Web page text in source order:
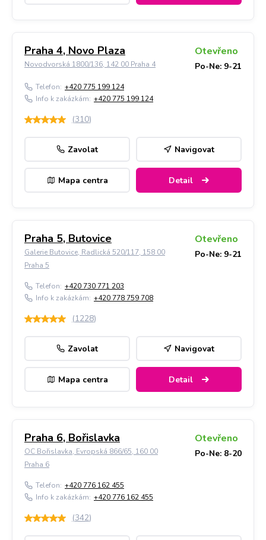
Praha 4, Novo Plaza
Novodvorská 1800/136, 142 00 Praha 4
Otevřeno
Po-Ne: 9-21
Telefon: +420 775 199 124
Info k zakázkám: +420 775 199 124
(310)
Zavolat Navigovat
Mapa centra Detail
Praha 5, Butovice
Galerie Butovice, Radlická 520/117, 158 00
Praha 5
Otevřeno
Po-Ne: 9-21
Telefon: +420 730 771 203
Info k zakázkám: +420 778 759 708
(1228)
Zavolat Navigovat
Mapa centra Detail
Praha 6, Bořislavka
OC Bořislavka, Evropská 866/65, 160 00
Praha 6
Otevřeno
Po-Ne: 8-20
Telefon: +420 776 162 455
Info k zakázkám: +420 776 162 455
(342)